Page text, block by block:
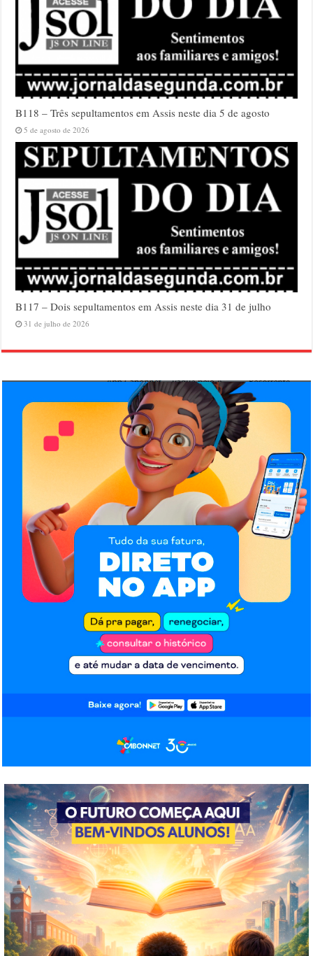
B118 – Três sepultamentos em Assis neste dia 5 de agosto
5 de agosto de 2026
B117 – Dois sepultamentos em Assis neste dia 31 de julho
31 de julho de 2026